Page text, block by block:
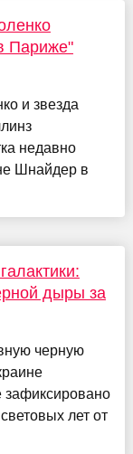
Париже"
и звезда
недавно
Шнайдер в
дыры за
черную
зафиксировано
лет от